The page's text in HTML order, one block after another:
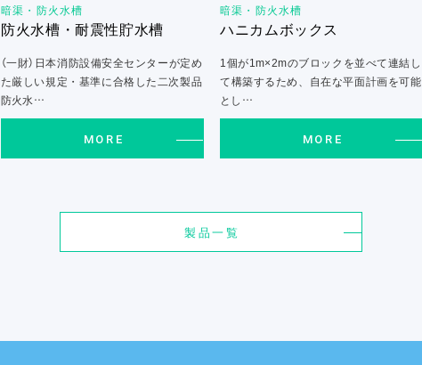
暗渠・防火水槽
防火水槽・耐震性貯水槽
（一財）日本消防設備安全センターが定め
た厳しい規定・基準に合格した二次製品
防火水…
MORE
暗渠・防火水槽
ハニカムボックス
1個が1m×2mのブロックを並べて連結し
て構築するため、自在な平面計画を可能
とし…
MORE
製品一覧